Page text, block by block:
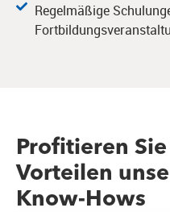
Regelmäßige
Profitieren
Vorteilen
Know-Hows